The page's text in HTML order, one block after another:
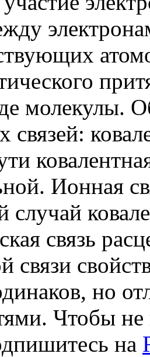
молекулы.
связей:
Ионная
случай
связь
связи
но
Чтобы
на